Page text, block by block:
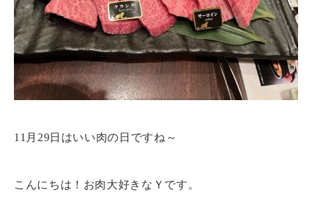
11月29日はいい肉の日ですね～
こんにちは！お肉大好きなＹです。